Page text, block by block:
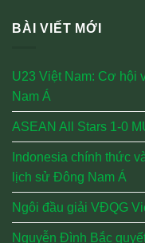
BÀI VIẾT MỚI
U23 Việt Nam: Cơ hội
Nam Á
ASEAN All Stars 1-0
Indonesia chính thức
lịch sử Đông Nam Á
Ngôi đầu giải VĐQG
Nguyễn Đình Bắc